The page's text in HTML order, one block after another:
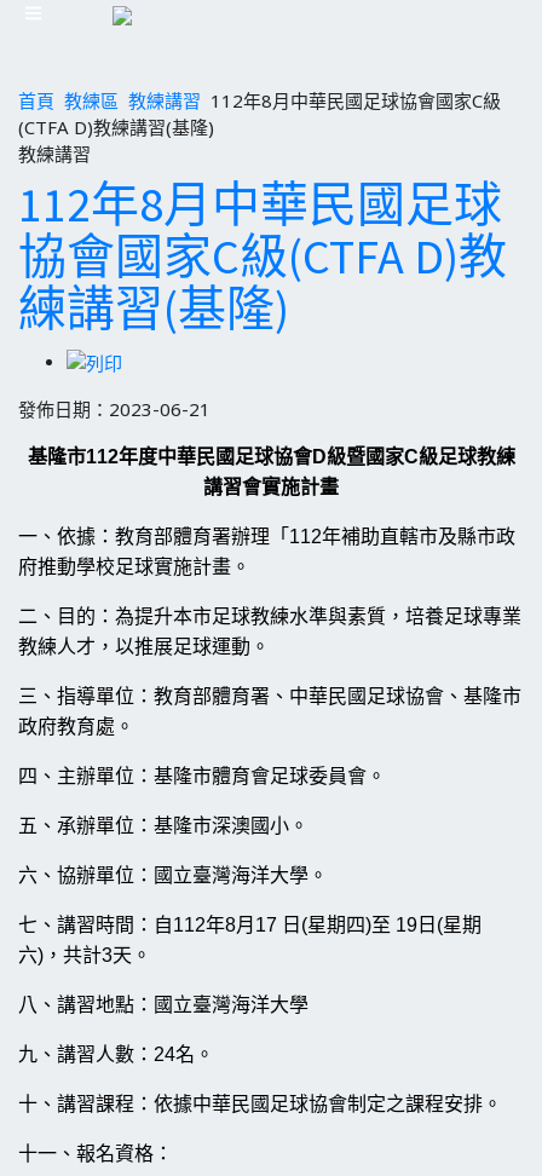
首頁 教練區 教練講習 112年8月中華民國足球協會國家C級
(CTFA D)教練講習(基隆)
教練講習
112年8月中華民國足球
協會國家C級(CTFA D)教
練講習(基隆)
發佈日期：2023-06-21
基隆市112年度中華民國足球協會D級暨國家C級足球教練
講習會實施計畫
一、依據：教育部體育署辦理「112年補助直轄市及縣市政
府推動學校足球實施計畫。
二、目的：為提升本市足球教練水準與素質，培養足球專業
教練人才，以推展足球運動。
三、指導單位：教育部體育署、中華民國足球協會、基隆市
政府教育處。
四、主辦單位： 基隆市體育會足球委員會 。
五、承辦單位：基隆市深澳國小。
六、協辦單位：國立臺灣海洋大學。
七、講習時間：自112年8月17 日(星期四)至 19日(星期
六)，共計3天。
八、講習地點：國立臺灣海洋大學
九、講習人數：24名。
十、講習課程：依據中華民國足球協會制定之課程安排。
十一、報名資格：